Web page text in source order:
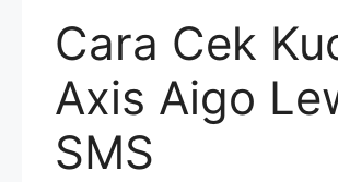
Cara Cek
Axis Aigo
SMS